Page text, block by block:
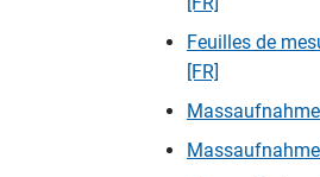
Feuilles de
[FR]